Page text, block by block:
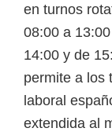
en turnos
08:00 a
14:00 y de
permite a los
laboral
extendida al